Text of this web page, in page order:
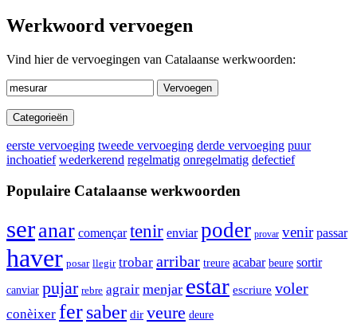
Werkwoord vervoegen
Vind hier de vervoegingen van Catalaanse werkwoorden:
Vervoegen
Categorieën
eerste vervoeging tweede vervoeging derde vervoeging puur
inchoatief wederkerend regelmatig onregelmatig defectief
Populaire Catalaanse werkwoorden
seranar començar tenir enviar poder provar venir passar
haver posar llegir trobar arribar treure acabar beure sortir
canviar pujar rebre agrair menjar estar escriure voler
conèixer fersaber dir veure deure